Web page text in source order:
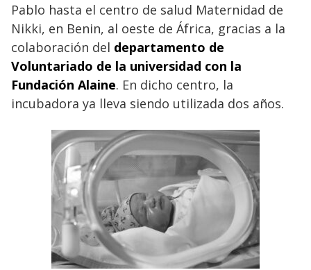
Pablo hasta el centro de salud Maternidad de
Nikki, en Benin, al oeste de África, gracias a la
colaboración del departamento de
Voluntariado de la universidad con la
Fundación Alaine. En dicho centro, la
incubadora ya lleva siendo utilizada dos años.